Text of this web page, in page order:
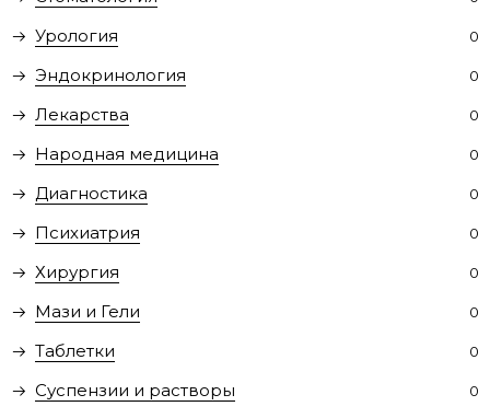
Урология 0
Эндокринология 0
Лекарства 0
Народная медицина 0
Диагностика 0
Психиатрия 0
Хирургия 0
Мази и Гели 0
Таблетки 0
Суспензии и растворы 0